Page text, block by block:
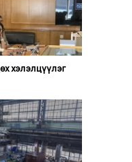
хэлэлцүүлэг